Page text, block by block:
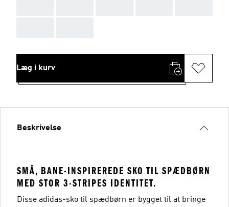
Læg i kurv
Beskrivelse
SMÅ, BANE-INSPIREREDE SKO TIL SPÆDBØRN
MED STOR 3-STRIPES IDENTITET.
Disse adidas-sko til spædbørn er bygget til at bringe